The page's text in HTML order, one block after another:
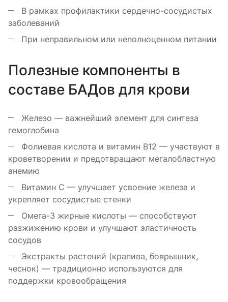
В рамках профилактики сердечно-сосудистых
заболеваний
При неправильном или неполноценном питании
Полезные компоненты в
составе БАДов для крови
Железо — важнейший элемент для синтеза
гемоглобина
Фолиевая кислота и витамин B12 — участвуют в
кроветворении и предотвращают мегалобластную
анемию
Витамин C — улучшает усвоение железа и
укрепляет сосудистые стенки
Омега-3 жирные кислоты — способствуют
разжижению крови и улучшают эластичность
сосудов
Экстракты растений (крапива, боярышник,
чеснок) — традиционно используются для
поддержки кровообращения